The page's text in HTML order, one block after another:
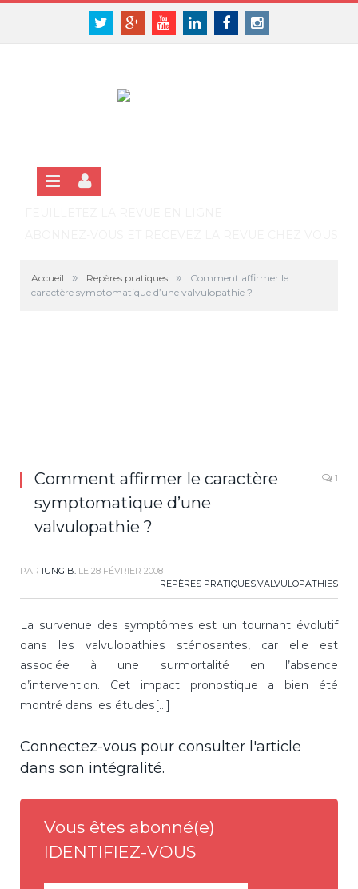
Panneau de gestion des cookies
TwitterGoogle+YoutubeLinkedinFacebookInstagram
SE CONNECTER
Accueil » Repères pratiques »
Comment affirmer le
caractère symptomatique d’une valvulopathie ?
Comment affirmer le caractère
symptomatique d’une
valvulopathie ?
1
PAR IUNG B. LE 28 FÉVRIER 2008
REPÈRES PRATIQUES,VALVULOPATHIES
La survenue des symptômes est un tournant évolutif
dans les valvulopathies sténosantes, car elle est
associée à une surmortalité en l’absence
d’intervention. Cet impact pronostique a bien été
montré dans les études[...]
Connectez-vous pour consulter l'article
dans son intégralité.
Vous êtes abonné(e)
IDENTIFIEZ-VOUS